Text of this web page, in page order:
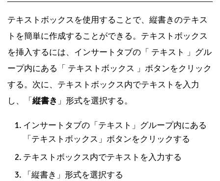
テキストボックスを使用することで、縦書きのテキス
トを簡単に作成することができる。テキストボックス
を挿入するには、インサートタブの「 テキスト 」グル
ープ内にある「 テキストボックス 」ボタンをクリック
する。次に、テキストボックス内でテキストを入力
し、「 縦書き 」形式を選択する。
インサートタブの「テキスト」グループ内にある
「テキストボックス」ボタンをクリックする
テキストボックス内でテキストを入力する
「縦書き」形式を選択する